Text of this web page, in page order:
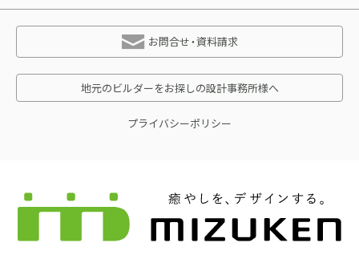
お問合せ・資料請求
地元のビルダーをお探しの設計事務所様へ
プライバシーポリシー